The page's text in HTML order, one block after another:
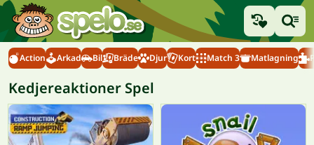
Action Arkad Bil Bräde Djur Kort Match 3 Matlagning
Kedjereaktioner Spel